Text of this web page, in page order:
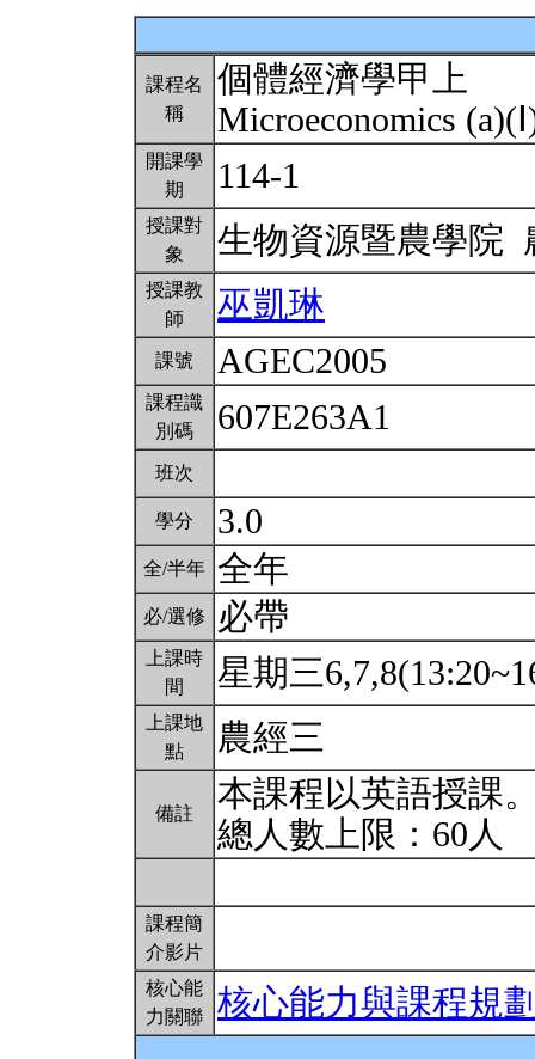
課程名
稱
個體經濟學甲上
Microeconomics
開課學
期
114-1
授課對
象
生物資源暨農學院
授課教
師
巫凱琳
課號 AGEC2005
課程識
別碼
607E263A1
班次
學分 3.0
全/半年 全年
必/選修 必帶
上課時
間
星期三
上課地
點
農經三
備註
本課程以英語授課
總人數上限：60人
課程簡
介影片
核心能
力關聯
核心能力與課程規